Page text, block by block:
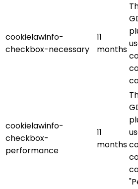
cookielawinfo-
checkbox-necessary
11
months
cookielawinfo-
checkbox-
performance
11
months